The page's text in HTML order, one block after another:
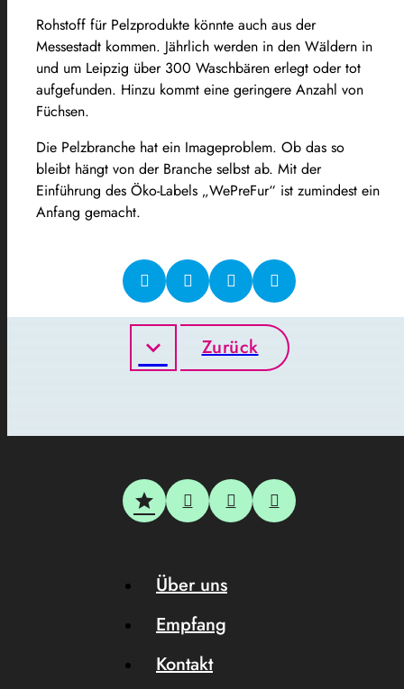
Rohstoff für Pelzprodukte könnte auch aus der
Messestadt kommen. Jährlich werden in den Wäldern in
und um Leipzig über 300 Waschbären erlegt oder tot
aufgefunden. Hinzu kommt eine geringere Anzahl von
Füchsen.
Die Pelzbranche hat ein Imageproblem. Ob das so
bleibt hängt von der Branche selbst ab. Mit der
Einführung des Öko-Labels „WePreFur“ ist zumindest ein
Anfang gemacht.
Zurück
Über uns
Empfang
Kontakt